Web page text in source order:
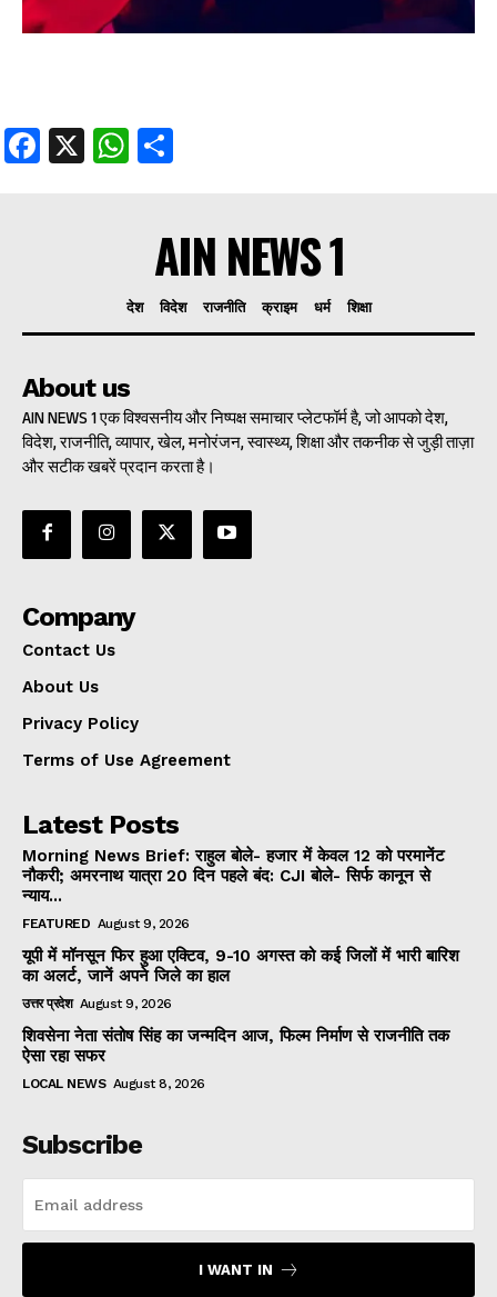
Facebook
X WhatsApp
AIN NEWS 1
देश विदेश राजनीति क्राइम धर्म शिक्षा
About us
AIN NEWS 1 एक विश्वसनीय और निष्पक्ष समाचार प्लेटफॉर्म है, जो आपको देश,
विदेश, राजनीति, व्यापार, खेल, मनोरंजन, स्वास्थ्य, शिक्षा और तकनीक से जुड़ी ताज़ा
और सटीक खबरें प्रदान करता है।
Company
Contact Us
About Us
Privacy Policy
Terms of Use Agreement
Latest Posts
Morning News Brief: राहुल बोले- हजार में केवल 12 को परमानेंट
नौकरी; अमरनाथ यात्रा 20 दिन पहले बंद: CJI बोले- सिर्फ कानून से
न्याय...
FEATURED August 9, 2026
यूपी में मॉनसून फिर हुआ एक्टिव, 9-10 अगस्त को कई जिलों में भारी बारिश
का अलर्ट, जानें अपने जिले का हाल
उत्तर प्रदेश August 9, 2026
शिवसेना नेता संतोष सिंह का जन्मदिन आज, फिल्म निर्माण से राजनीति तक
ऐसा रहा सफर
LOCAL NEWS August 8, 2026
Subscribe
I WANT IN